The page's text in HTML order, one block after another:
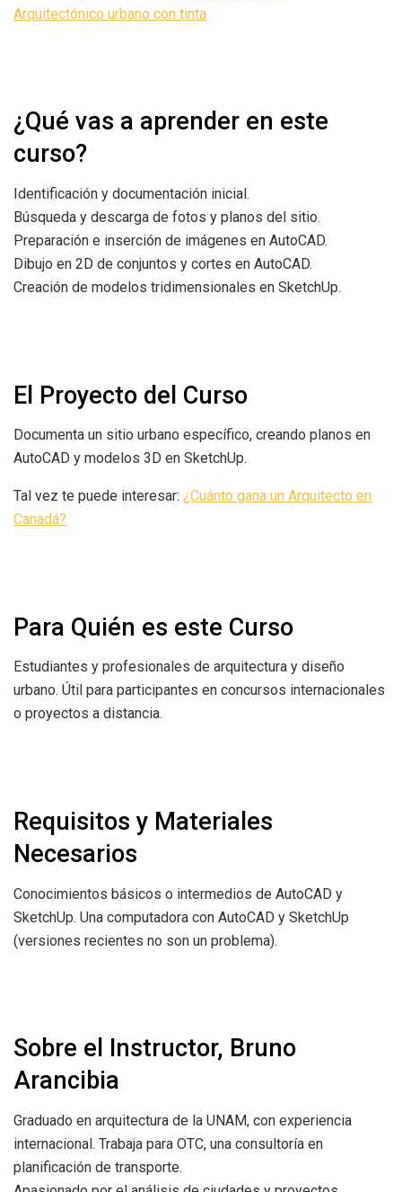
Arquitectónico urbano con tinta
¿Qué vas a aprender en este
curso?
Identificación y documentación inicial.
Búsqueda y descarga de fotos y planos del sitio.
Preparación e inserción de imágenes en AutoCAD.
Dibujo en 2D de conjuntos y cortes en AutoCAD.
Creación de modelos tridimensionales en SketchUp.
El Proyecto del Curso
Documenta un sitio urbano específico, creando planos en
AutoCAD y modelos 3D en SketchUp.
Tal vez te puede interesar: ¿Cuánto gana un Arquitecto en
Canadá?
Para Quién es este Curso
Estudiantes y profesionales de arquitectura y diseño
urbano. Útil para participantes en concursos internacionales
o proyectos a distancia.
Requisitos y Materiales
Necesarios
Conocimientos básicos o intermedios de AutoCAD y
SketchUp. Una computadora con AutoCAD y SketchUp
(versiones recientes no son un problema).
Sobre el Instructor, Bruno
Arancibia
Graduado en arquitectura de la UNAM, con experiencia
internacional. Trabaja para OTC, una consultoría en
planificación de transporte.